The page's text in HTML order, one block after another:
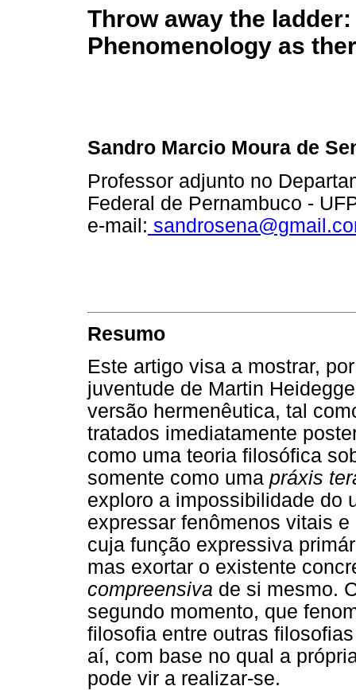
Throw away the ladder:
Phenomenology as
Sandro Marcio Moura de
Professor adjunto no
Federal de Pernambuco -
e-mail:
Resumo
Este artigo visa a mostrar,
juventude de Martin
versão hermenêutica, tal
tratados imediatamente
como uma teoria filosófica
somente como uma práxis
exploro a impossibilidade do
expressar fenômenos vitais
cuja função expressiva
mas exortar o existente
compreensiva de si mesmo.
segundo momento, que
filosofia entre outras
aí, com base no qual a
pode vir a realizar-se.